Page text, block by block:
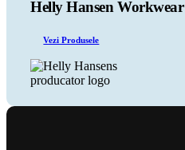
pagina
produsului.
Helly Hansen Workwear
Vezi Produsele